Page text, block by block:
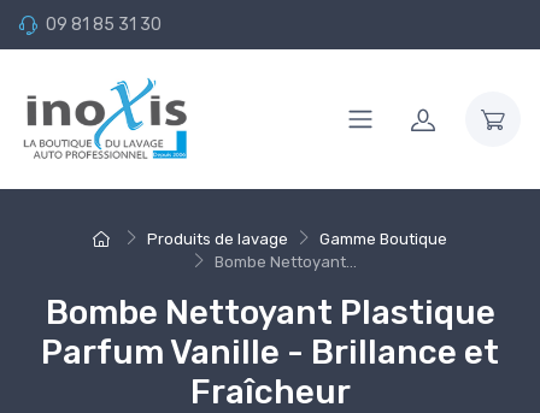
09 81 85 31 30
Produits de lavage
Gamme Boutique
Bombe Nettoyant...
Bombe Nettoyant Plastique
Parfum Vanille - Brillance et
Fraîcheur